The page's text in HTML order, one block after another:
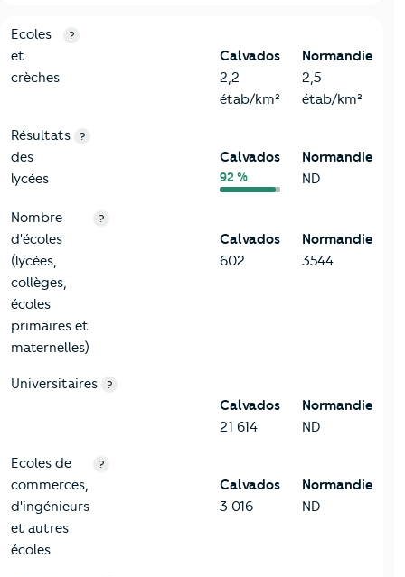
4-Education
Critères
Ecoles
et
crèches
?
Calvados
2,2
étab/km²
Normandie
2,5
étab/km²
Résultats
des
lycées
?
Calvados
92 %
Normandie
ND
Nombre
d'écoles
(lycées,
collèges,
écoles
primaires et
maternelles)
?
Calvados
602
Normandie
3544
Universitaires ?
Calvados
21 614
Normandie
ND
Ecoles de
commerces,
d'ingénieurs
et autres
écoles
?
Calvados
3 016
Normandie
ND